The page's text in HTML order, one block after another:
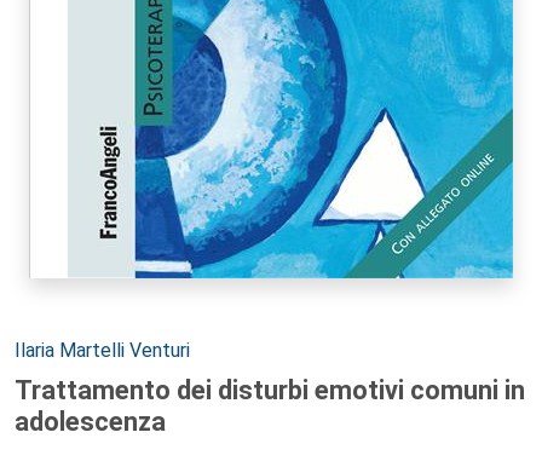
Autori:
Ilaria Martelli Venturi
Trattamento dei disturbi emotivi comuni in
adolescenza